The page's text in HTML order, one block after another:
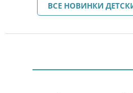
ВСЕ НОВИНКИ